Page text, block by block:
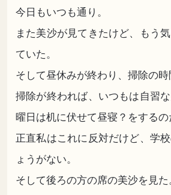
今日もいつも通り。
また美沙が見てきたけど、もう
ていた。
そして昼休みが終わり、掃除の時
掃除が終われば、いつもは自習
曜日は机に伏せて昼寝？をするの
正直私はこれに反対だけど、学
ょうがない。
そして後ろの方の席の美沙を見た